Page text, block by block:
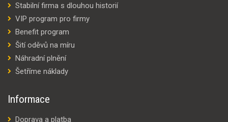
Stabilní firma s dlouhou historií
VIP program pro firmy
Benefit program
Šití oděvů na míru
Náhradní plnění
Šetříme náklady
Informace
Doprava a platba